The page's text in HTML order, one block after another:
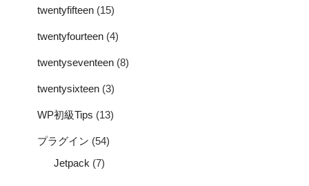
twentyfifteen (15)
twentyfourteen (4)
twentyseventeen (8)
twentysixteen (3)
WP初級Tips (13)
プラグイン (54)
Jetpack (7)